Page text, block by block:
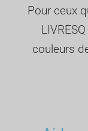
Pour ceux
couleurs